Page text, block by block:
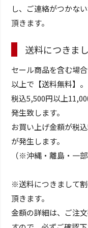
し、ご連絡がつかな
頂きます。
送料につきま
セール商品を含む場
以上で【送料無料】。
税込5,500円以上
発生致します。
お買い上げ金額が税
が発生します。
（※沖縄・離島・一
※送料につきまして
頂きます。
金額の詳細は、ご注